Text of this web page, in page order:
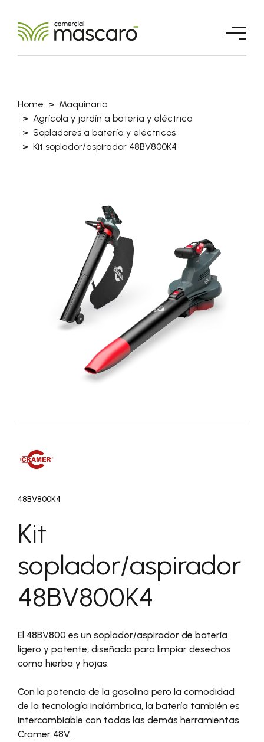
Home
Maquinaria
Agrícola y jardín a batería y eléctrica
Sopladores a batería y eléctricos
Kit soplador/aspirador 48BV800K4
48BV800K4
Kit
soplador/aspirador
48BV800K4
El 48BV800 es un soplador/aspirador de batería
ligero y potente, diseñado para limpiar desechos
como hierba y hojas.
Con la potencia de la gasolina pero la comodidad
de la tecnología inalámbrica, la batería también es
intercambiable con todas las demás herramientas
Cramer 48V.